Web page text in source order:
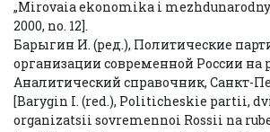
„Mirovaia ekonomika i
2000, no. 12].
Барыгин И. (ред.), Политические
организации современной России на
Аналитический справочник, Санкт-
[Barygin I. (red.), Politicheskie partii,
organizatsii sovremennoi Rossii na